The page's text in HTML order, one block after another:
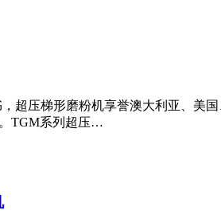
超压梯形磨粉机享誉澳大利亚、美
TGM系列超压…